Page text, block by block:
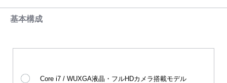
基本構成
Core i7 / WUXGA液晶・フルHDカメラ搭載モデル